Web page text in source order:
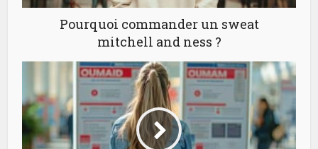
Pourquoi commander un sweat
mitchell and ness ?